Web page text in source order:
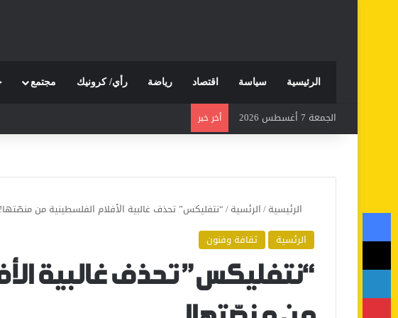
الرئيسية سياسة اقتصاد رياضة رأي/ كرونيك مجتمع
الجمعة 7 أغسطس 2026 أخر خبر
الرئيسية/الرئسية/“نتفليكس” تحذف غالبية الأفلام الفلسطينية من منصّتها!
الرئسية
ثقافة وفنون
“نتفليكس” تحذف غالبية